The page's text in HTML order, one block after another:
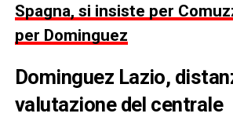
Spagna, si insiste per
per Dominguez
Dominguez Lazio,
valutazione del centrale